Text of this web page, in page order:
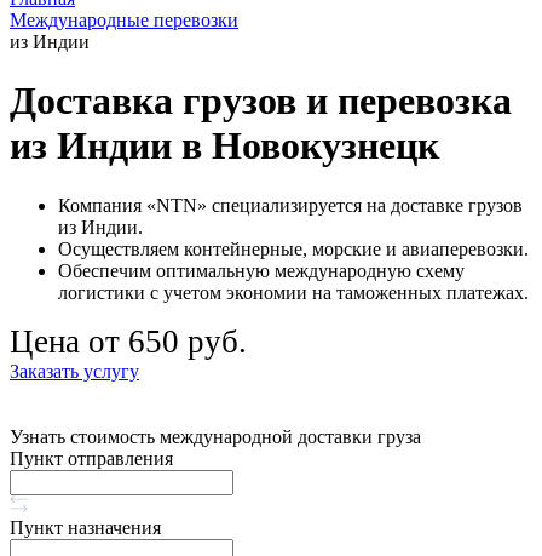
Международные перевозки
из Индии
Доставка грузов и перевозка
из Индии в Новокузнецк
Компания «NTN» специализируется на доставке грузов
из Индии.
Осуществляем контейнерные, морские и авиаперевозки.
Обеспечим оптимальную международную схему
логистики с учетом экономии на таможенных платежах.
Цена от 650 руб.
Заказать услугу
Узнать стоимость международной доставки груза
Пункт отправления
Пункт назначения